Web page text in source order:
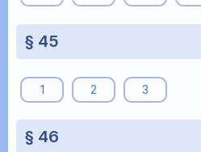
§ 45
1 2 3
§ 46